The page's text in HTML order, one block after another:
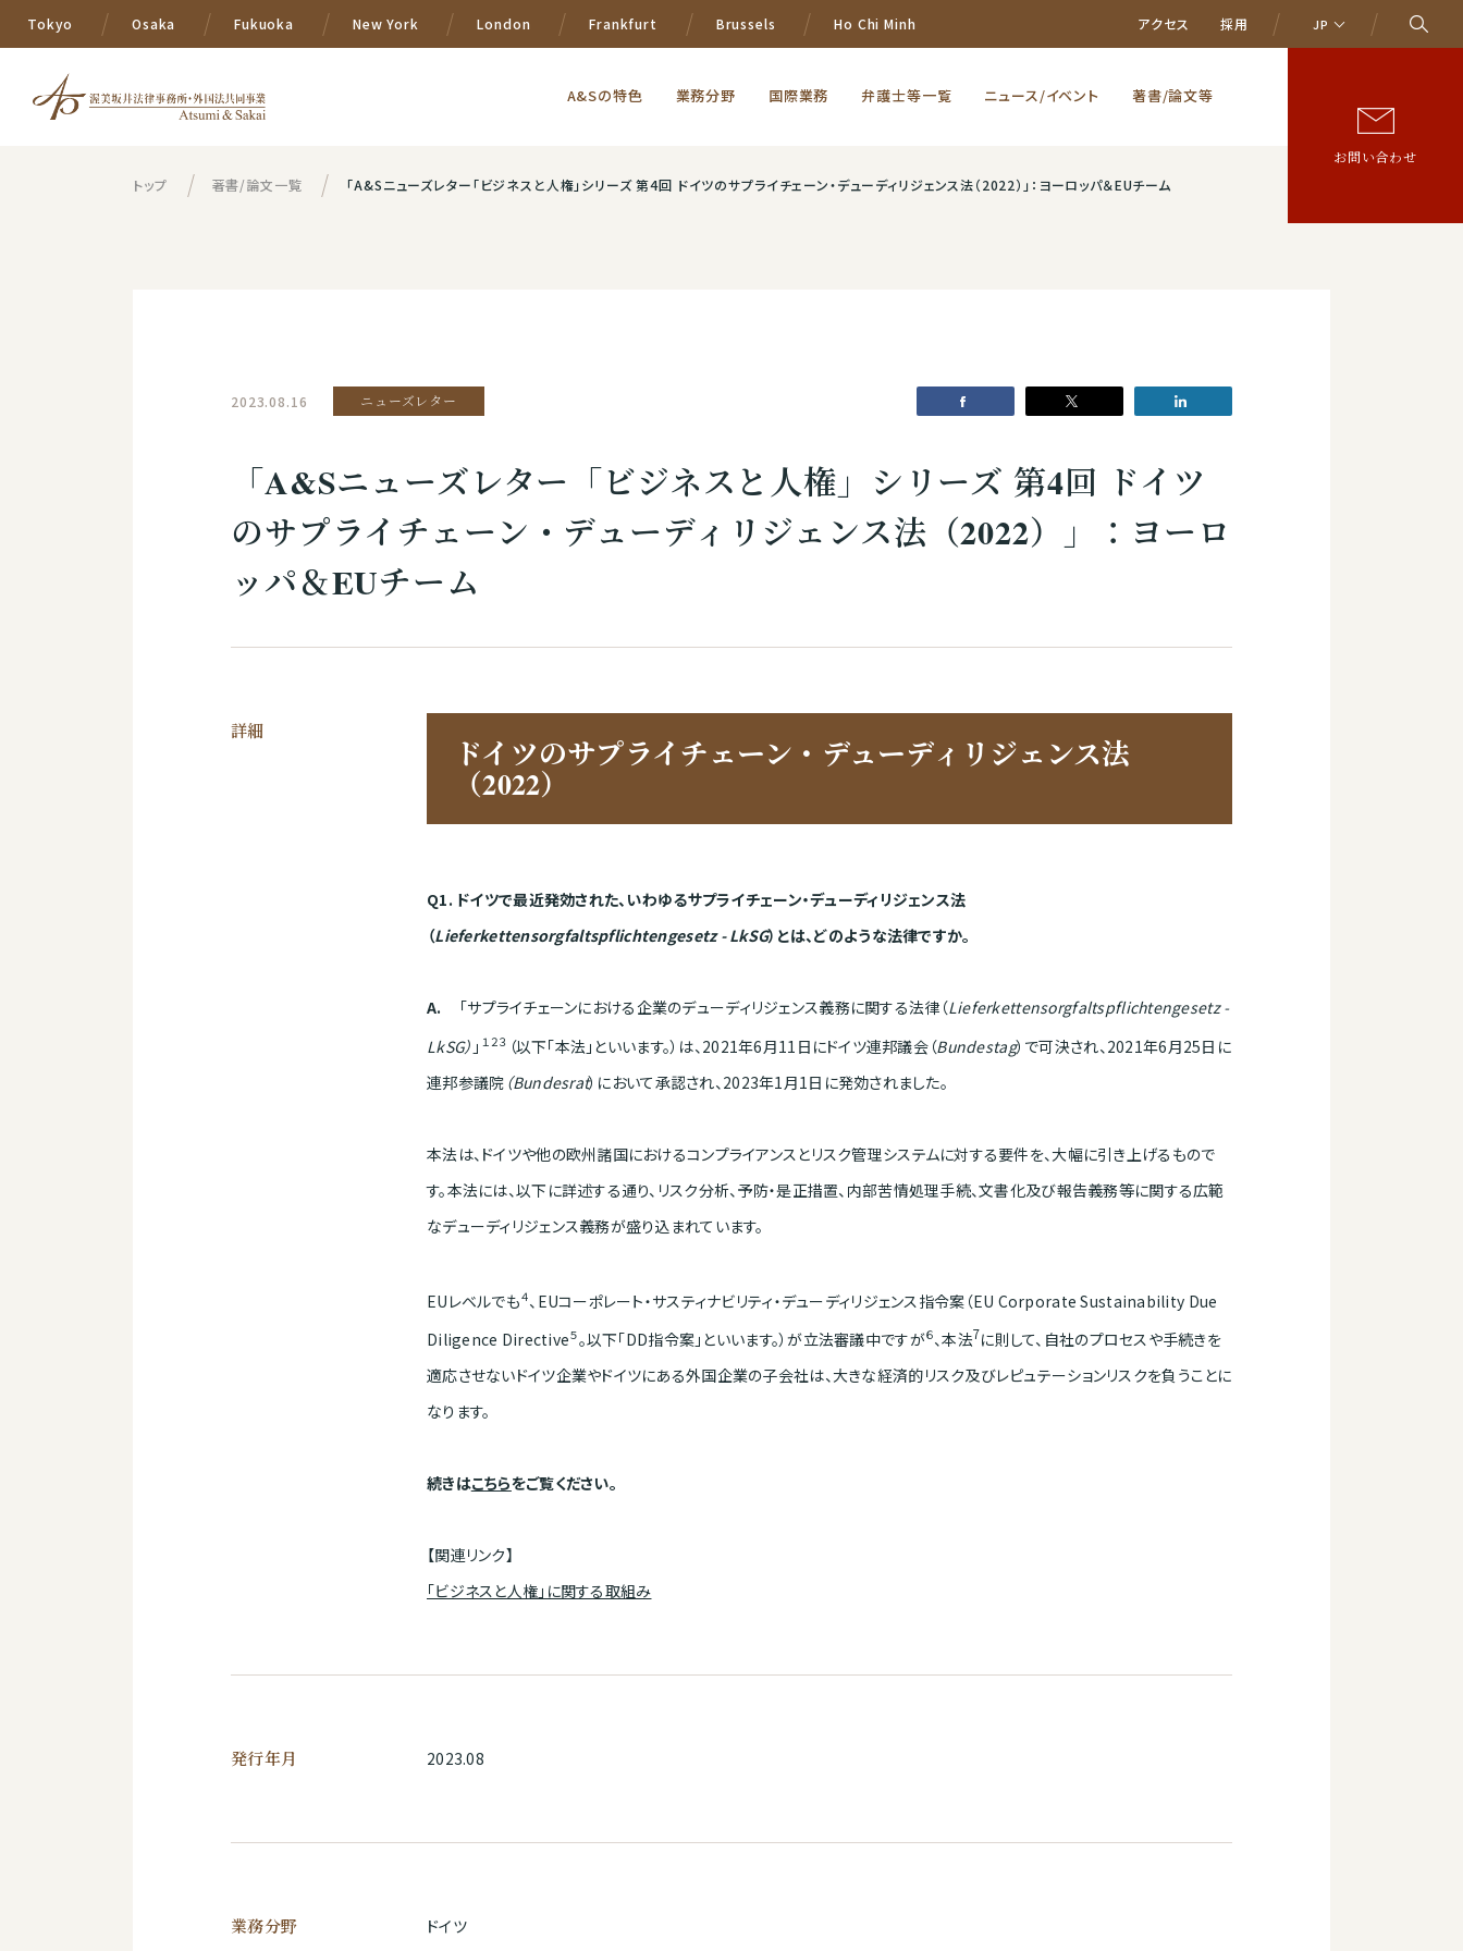
Tokyo Osaka Fukuoka New York London Frankfurt Brussels Ho Chi Minh アクセス 採用 JP
A&Sの特色 業務分野 国際業務 弁護士等一覧 ニュース/イベント 著書/論文等
お問い合わせ
トップ 著書/論文一覧 「A&Sニューズレター「ビジネスと人権」シリーズ 第4回 ドイツのサプライチェーン・デューディリジェンス法（2022）」：ヨーロッパ＆EUチーム
2023.08.16 ニューズレター
「A&Sニューズレター「ビジネスと人権」シリーズ 第4回 ドイツ
のサプライチェーン・デューディリジェンス法（2022）」：ヨーロ
ッパ＆EUチーム
詳細
ドイツのサプライチェーン・デューディリジェンス法
（2022）
Q1. ドイツで最近発効された、いわゆるサプライチェーン・デューディリジェンス法
（Lieferkettensorgfaltspflichtengesetz - LkSG） とは、どのような法律ですか。
A. 「サプライチェーンにおける企業のデューディリジェンス義務に関する法律（Lieferkettensorgfaltspflichtengesetz -
LkSG） 」 １２３ （以下「本法」といいます。）は、2021年6月11日にドイツ連邦議会（Bundestag）で可決され、2021年6月25日に
連邦参議院 （Bundesrat）において承認され、2023年1月1日に発効されました。
本法は、ドイツや他の欧州諸国におけるコンプライアンスとリスク管理システムに対する要件を、大幅に引き上げるもので
す。本法には、以下に詳述する通り、リスク分析、予防・是正措置、内部苦情処理手続、文書化及び報告義務等に関する広範
なデューディリジェンス義務が盛り込まれています。
EUレベルでも４、EUコーポレート・サスティナビリティ・デューディリジェンス指令案（EU Corporate Sustainability Due
Diligence Directive５。以下「DD指令案」といいます。）が立法審議中ですが６、本法7に則して、自社のプロセスや手続きを
適応させないドイツ企業やドイツにある外国企業の子会社は、大きな経済的リスク及びレピュテーションリスクを負うことに
なります。
続きはこちらをご覧ください。
【関連リンク】
「ビジネスと人権」に関する取組み
発行年月 2023.08
業務分野 ドイツ